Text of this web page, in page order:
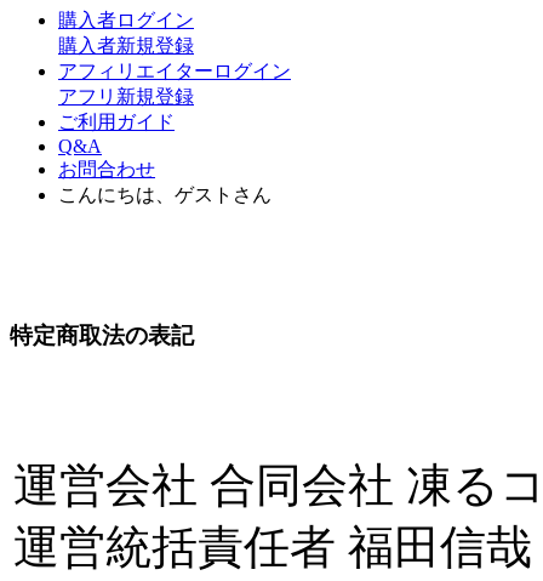
購入者ログイン
購入者新規登録
アフィリエイターログイン
アフリ新規登録
ご利用ガイド
Q&A
お問合わせ
こんにちは、ゲストさん
特定商取法の表記
運営会社 合同会社 凍る
運営統括責任者 福田信哉